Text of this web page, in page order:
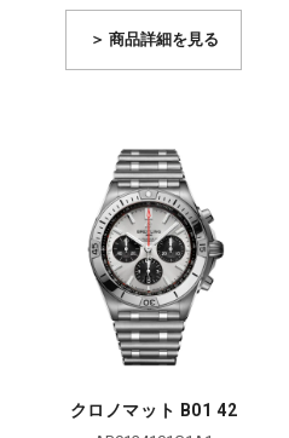
＞ 商品詳細を見る
クロノマット B01 42